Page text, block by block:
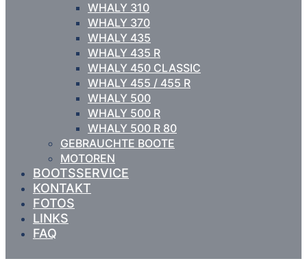
WHALY 310
WHALY 370
WHALY 435
WHALY 435 R
WHALY 450 CLASSIC
WHALY 455 / 455 R
WHALY 500
WHALY 500 R
WHALY 500 R 80
GEBRAUCHTE BOOTE
MOTOREN
BOOTSSERVICE
KONTAKT
FOTOS
LINKS
FAQ